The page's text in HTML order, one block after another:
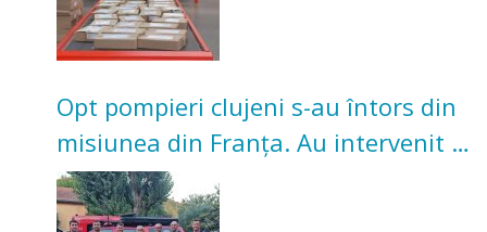
Opt pompieri clujeni s-au întors din
misiunea din Franța. Au intervenit la
incendii de vegetație și pădure